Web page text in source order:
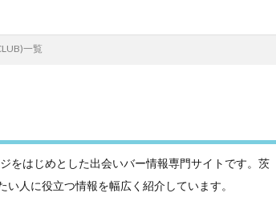
一覧
をはじめとした出会いバー情報専門サイトです。茨
人に役立つ情報を幅広く紹介しています。